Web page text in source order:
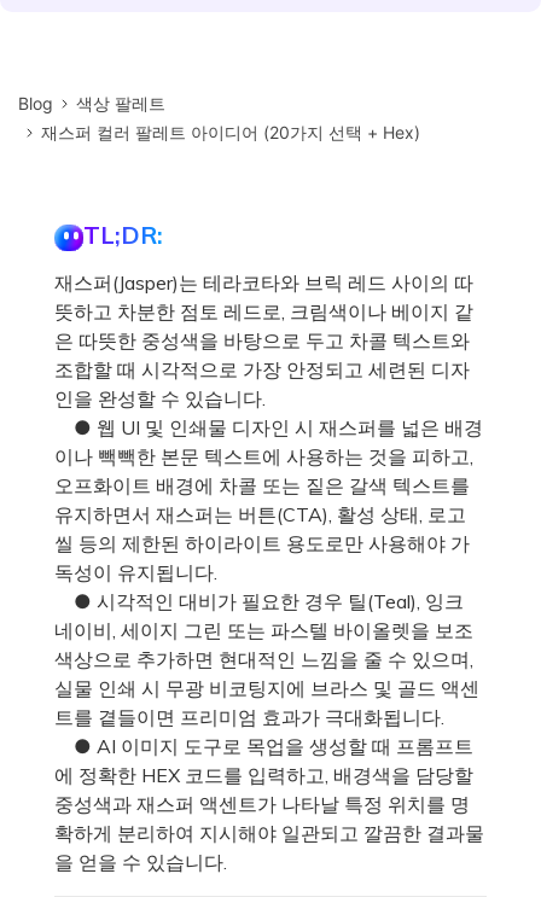
Blog
색상 팔레트
재스퍼 컬러 팔레트 아이디어 (20가지 선택 + Hex)
TL;DR:
재스퍼(Jasper)는 테라코타와 브릭 레드 사이의 따
뜻하고 차분한 점토 레드로, 크림색이나 베이지 같
은 따뜻한 중성색을 바탕으로 두고 차콜 텍스트와
조합할 때 시각적으로 가장 안정되고 세련된 디자
인을 완성할 수 있습니다.
● 웹 UI 및 인쇄물 디자인 시 재스퍼를 넓은 배경
이나 빽빽한 본문 텍스트에 사용하는 것을 피하고,
오프화이트 배경에 차콜 또는 짙은 갈색 텍스트를
유지하면서 재스퍼는 버튼(CTA), 활성 상태, 로고
씰 등의 제한된 하이라이트 용도로만 사용해야 가
독성이 유지됩니다.
● 시각적인 대비가 필요한 경우 틸(Teal), 잉크
네이비, 세이지 그린 또는 파스텔 바이올렛을 보조
색상으로 추가하면 현대적인 느낌을 줄 수 있으며,
실물 인쇄 시 무광 비코팅지에 브라스 및 골드 액센
트를 곁들이면 프리미엄 효과가 극대화됩니다.
● AI 이미지 도구로 목업을 생성할 때 프롬프트
에 정확한 HEX 코드를 입력하고, 배경색을 담당할
중성색과 재스퍼 액센트가 나타날 특정 위치를 명
확하게 분리하여 지시해야 일관되고 깔끔한 결과물
을 얻을 수 있습니다.